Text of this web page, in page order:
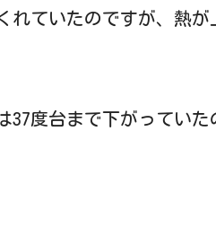
れていたのですが、熱
37度台まで下がってい